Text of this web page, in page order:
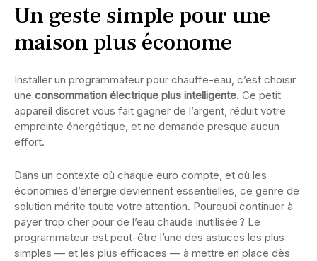
Un geste simple pour une
maison plus économe
Installer un programmateur pour chauffe-eau, c’est choisir
une consommation électrique plus intelligente. Ce petit
appareil discret vous fait gagner de l’argent, réduit votre
empreinte énergétique, et ne demande presque aucun
effort.
Dans un contexte où chaque euro compte, et où les
économies d’énergie deviennent essentielles, ce genre de
solution mérite toute votre attention. Pourquoi continuer à
payer trop cher pour de l’eau chaude inutilisée ? Le
programmateur est peut-être l’une des astuces les plus
simples — et les plus efficaces — à mettre en place dès